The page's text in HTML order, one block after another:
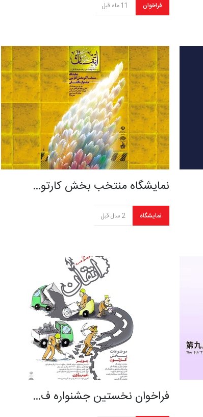
فراخوان 11 ماه قبل
نمایشگاه منتخب بخش کارتو…
نمایشگاه 2 سال قبل
فراخوان نخستین جشنواره ف…